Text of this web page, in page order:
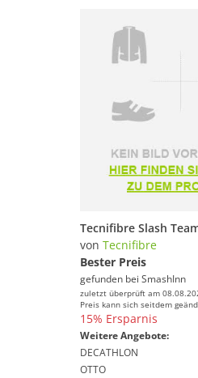
von Tecnifibre
Bester Preis
gefunden bei SmashInn
zuletzt überprüft am
Preis kann sich seitdem
15% Ersparnis
Weitere Angebote:
DECATHLON
OTTO